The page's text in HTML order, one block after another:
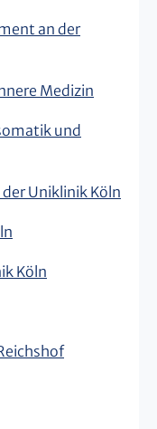
an der
Medizin
und
Uniklinik Köln
Köln